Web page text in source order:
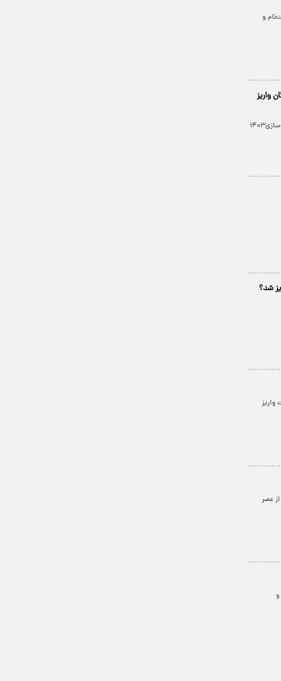
و
واریز
صندوق بازنشستگی کشوری اعلام کرد: آخرین مرحله از پرداخت معوقات متناسب‌سازی۱۴۰۳
شد؟
عصر
و